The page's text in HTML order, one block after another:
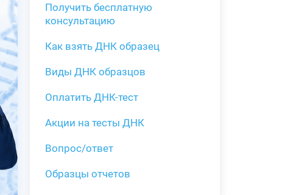
Получить бесплатную
консультацию
Как взять ДНК образец
Виды ДНК образцов
Оплатить ДНК-тест
Акции на тесты ДНК
Вопрос/ответ
Образцы отчетов